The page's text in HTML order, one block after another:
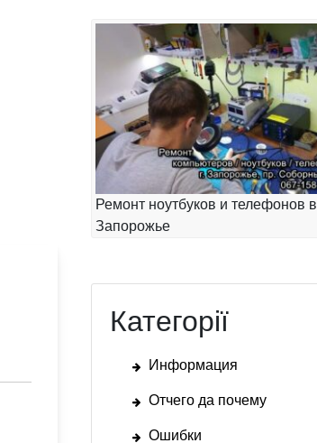
Ремонт ноутбуков и телефонов в
Запорожье
Категорії
Информация
Отчего да почему
Ошибки